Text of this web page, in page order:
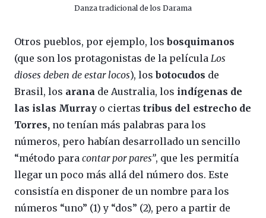
Danza tradicional de los Darama
Otros pueblos, por ejemplo, losbosquimanos
(que son los protagonistas de la película Los
dioses deben de estar locos), losbotocudos de
Brasil, los arana de Australia, los indígenas de
las islas Murray o ciertas tribus del estrecho de
Torres, no tenían más palabras para los
números, pero habían desarrollado un sencillo
“método para contar por pares”, que les permitía
llegar un poco más allá del número dos. Este
consistía en disponer de un nombre para los
números “uno” (1) y “dos” (2), pero a partir de